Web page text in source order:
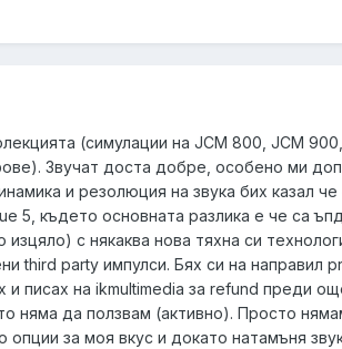
(симулации на JCM 800, JCM
Звучат доста добре, особено ми
и резолюция на звука бих казал че
5, където основната разлика е че са
изцяло) с някаква нова тяхна си
third party импулси. Бях си на направил
и писах на ikmultimedia за refund преди
няма да ползвам (активно). Просто
за моя вкус и докато натамъня